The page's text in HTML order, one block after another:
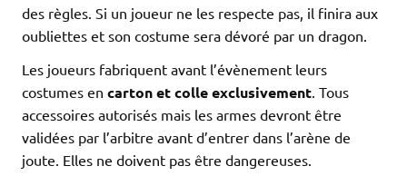
des règles. Si un joueur ne les respecte pas, il finira aux
oubliettes et son costume sera dévoré par un dragon.
Les joueurs fabriquent avant l’évènement leurs
costumes en carton et colle exclusivement . Tous
accessoires autorisés mais les armes devront être
validées par l’arbitre avant d’entrer dans l’arène de
joute. Elles ne doivent pas être dangereuses.